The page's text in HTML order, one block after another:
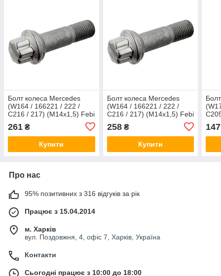
Болт колеса Mercedes
(W164 / 166221 / 222 /
C216 / 217) (M14x1,5) Febi
261 ₴
Купити
Болт колеса Mercedes
(W164 / 166221 / 222 /
C216 / 217) (M14x1,5) Febi
258₴
Купити
147
Про нас
95% позитивних з 316 відгуків за рік
Працює з 15.04.2014
м. Харків
вул. Поздовжня, 4, офіс 7, Харків, Україна
Контакти
Сьогодні працює з 10:00 до 18:00